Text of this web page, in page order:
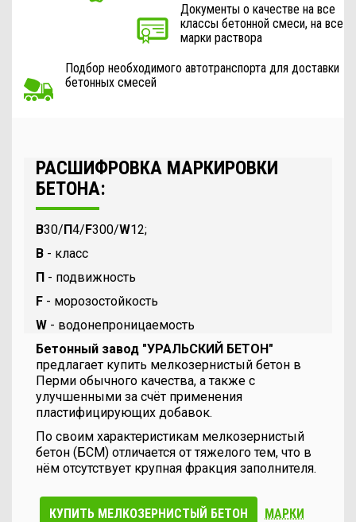
Документы о качестве на все
классы бетонной смеси, на все
марки раствора
Подбор необходимого автотранспорта для доставки
бетонных смесей
РАСШИФРОВКА МАРКИРОВКИ
БЕТОНА:
B30/П4/F300/W12;
В - класс
П - подвижность
F - морозостойкость
W - водонепроницаемость
Бетонный завод "УРАЛЬСКИЙ БЕТОН"
предлагает купить мелкозернистый бетон в
Перми обычного качества, а также с
улучшенными за счёт применения
пластифицирующих добавок.
По своим характеристикам мелкозернистый
бетон (БСМ) отличается от тяжелого тем, что в
нём отсутствует крупная фракция заполнителя.
КУПИТЬ МЕЛКОЗЕРНИСТЫЙ БЕТОН
МАРКИ